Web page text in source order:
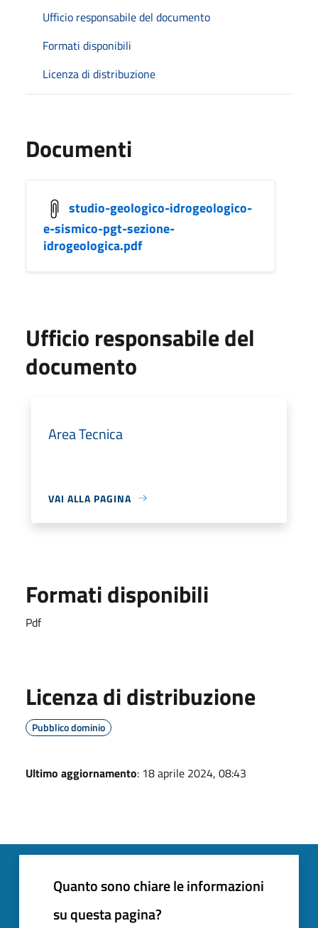
Ufficio responsabile del documento
Formati disponibili
Licenza di distribuzione
Documenti
studio-geologico-idrogeologico-
e-sismico-pgt-sezione-
idrogeologica.pdf
Ufficio responsabile del
documento
Area Tecnica
VAI ALLA PAGINA
Formati disponibili
Pdf
Licenza di distribuzione
Pubblico dominio
Ultimo aggiornamento: 18 aprile 2024, 08:43
Quanto sono chiare le informazioni
su questa pagina?